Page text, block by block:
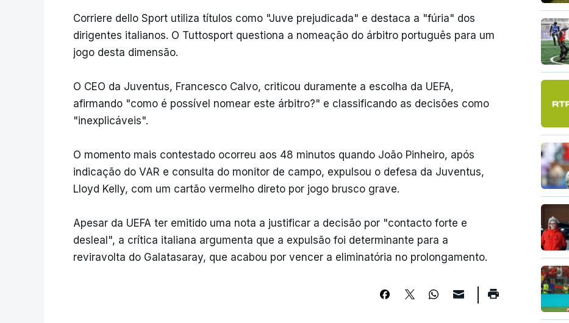
Corriere dello Sport utiliza títulos como "Juve prejudicada" e destaca a "fúria" dos
dirigentes italianos. O Tuttosport questiona a nomeação do árbitro português para um
jogo desta dimensão.
O CEO da Juventus, Francesco Calvo, criticou duramente a escolha da UEFA,
afirmando "como é possível nomear este árbitro?" e classificando as decisões como
"inexplicáveis".
O momento mais contestado ocorreu aos 48 minutos quando João Pinheiro, após
indicação do VAR e consulta do monitor de campo, expulsou o defesa da Juventus,
Lloyd Kelly, com um cartão vermelho direto por jogo brusco grave.
Apesar da UEFA ter emitido uma nota a justificar a decisão por "contacto forte e
desleal", a crítica italiana argumenta que a expulsão foi determinante para a
reviravolta do Galatasaray, que acabou por vencer a eliminatória no prolongamento.